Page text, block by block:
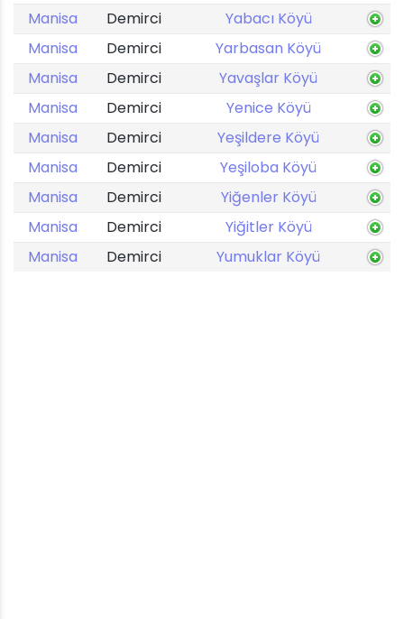
Manisa
Demirci
Yabacı Köyü
Manisa
Demirci
Yarbasan Köyü
Manisa
Demirci
Yavaşlar Köyü
Manisa
Demirci
Yenice Köyü
Manisa
Demirci
Yeşildere Köyü
Manisa
Demirci
Yeşiloba Köyü
Manisa
Demirci
Yiğenler Köyü
Manisa
Demirci
Yiğitler Köyü
Manisa
Demirci Yumuklar Köyü